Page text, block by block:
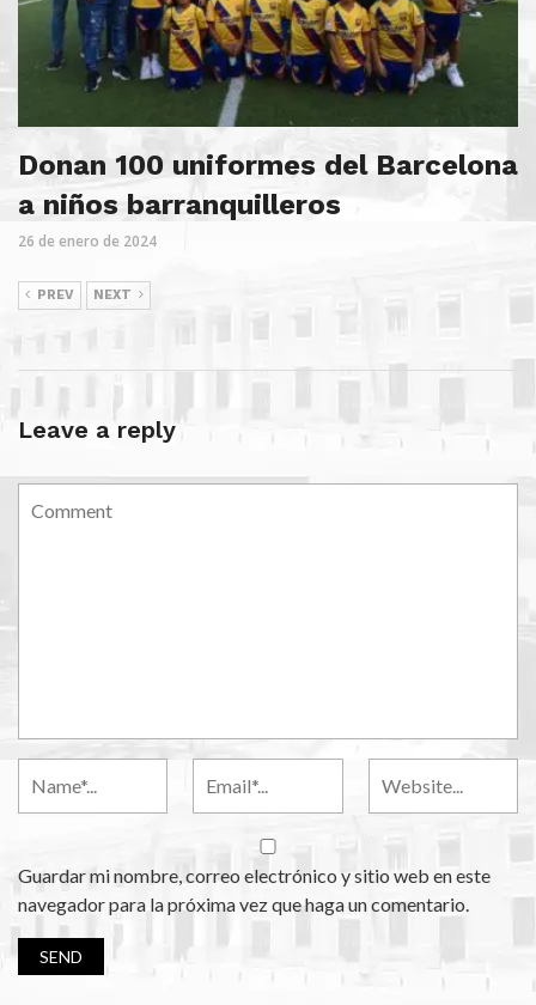
Donan 100 uniformes del Barcelona
a niños barranquilleros
26 de enero de 2024
PREV NEXT
Leave a reply
Guardar mi nombre, correo electrónico y sitio web en este
navegador para la próxima vez que haga un comentario.